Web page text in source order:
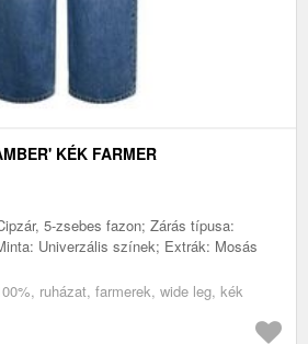
KÉK FARMER
5-zsebes fazon; Zárás típusa:
Univerzális színek; Extrák: Mosás
ruházat, farmerek, wide leg, kék